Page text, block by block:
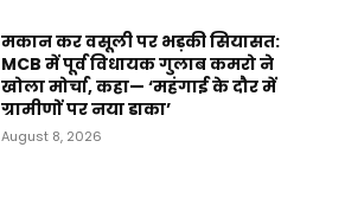
मकान कर वसूली पर भड़की सियासत:
MCB में पूर्व विधायक गुलाब कमरो ने
खोला मोर्चा, कहा— ‘महंगाई के दौर में
ग्रामीणों पर नया डाका’
August 8, 2026